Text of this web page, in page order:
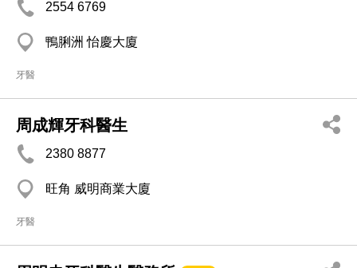
2554 6769
鴨脷洲 怡慶大廈
牙醫
周成輝牙科醫生
2380 8877
旺角 威明商業大廈
牙醫